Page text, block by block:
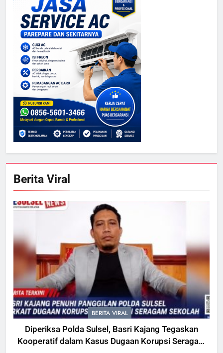
Berita Viral
BERITA VIRAL
Diperiksa Polda Sulsel, Basri Kajang Tegaskan
Kooperatif dalam Kasus Dugaan Korupsi Seragam